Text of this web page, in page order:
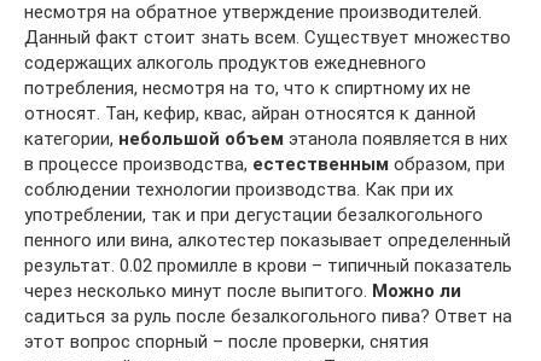
несмотря на обратное утверждение производителей.
Данный факт стоит знать всем. Существует множество
содержащих алкоголь продуктов ежедневного
потребления, несмотря на то, что к спиртному их не
относят. Тан, кефир, квас, айран относятся к данной
категории, небольшой объем этанола появляется в них
в процессе производства, естественным образом, при
соблюдении технологии производства. Как при их
употреблении, так и при дегустации безалкогольного
пенного или вина, алкотестер показывает определенный
результат. 0.02 промилле в крови – типичный показатель
через несколько минут после выпитого. Можно ли
садиться за руль после безалкогольного пива? Ответ на
этот вопрос спорный – после проверки, снятия